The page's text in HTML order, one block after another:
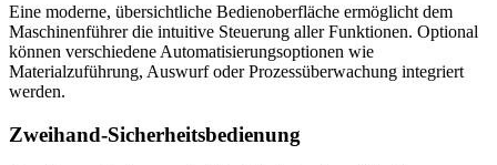
Eine moderne, übersichtliche Bedienoberfläche ermöglicht dem
Maschinenführer die intuitive Steuerung aller Funktionen. Optional
können verschiedene Automatisierungsoptionen wie
Materialzuführung, Auswurf oder Prozessüberwachung integriert
werden.
Zweihand-Sicherheitsbedienung